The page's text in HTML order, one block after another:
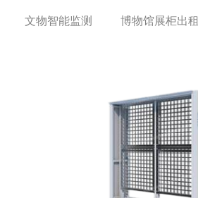
文物智能监测 博物馆展柜出租